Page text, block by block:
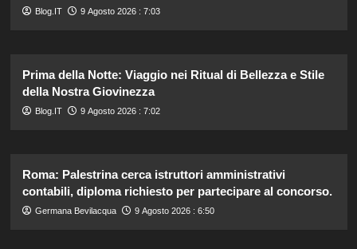
Blog.IT 9 Agosto 2026 : 7:03
Prima della Notte: Viaggio nei Ritual di Bellezza e Stile
della Nostra Giovinezza
Blog.IT 9 Agosto 2026 : 7:02
Roma: Palestrina cerca istruttori amministrativi
contabili, diploma richiesto per partecipare al concorso.
Germana Bevilacqua 9 Agosto 2026 : 6:50